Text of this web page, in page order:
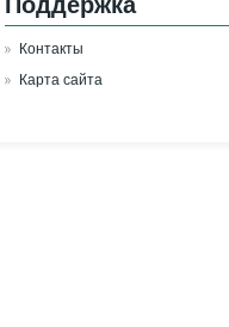
Контакты
Карта сайта